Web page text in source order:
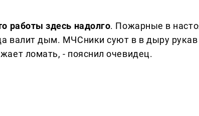
работы здесь надолго. Пожарные в
валит дым. МЧСники суют в в дыру рукав
ломать, - пояснил очевидец.